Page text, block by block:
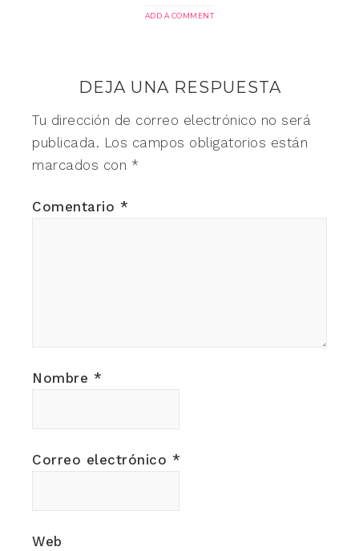
ADD A COMMENT
DEJA UNA RESPUESTA
Tu dirección de correo electrónico no será
publicada. Los campos obligatorios están
marcados con *
Comentario *
Nombre *
Correo electrónico *
Web